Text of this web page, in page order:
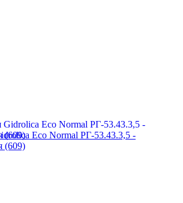
Eco Normal РГ-53.43.3,5 -
(609)